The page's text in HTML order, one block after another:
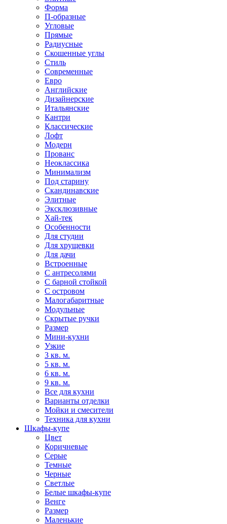
Форма
П-образные
Угловые
Прямые
Радиусные
Скошенные углы
Стиль
Современные
Евро
Английские
Дизайнерские
Итальянские
Кантри
Классические
Лофт
Модерн
Прованс
Неоклассика
Минимализм
Под старину
Скандинавские
Элитные
Эксклюзивные
Хай-тек
Особенности
Для студии
Для хрущевки
Для дачи
Встроенные
С антресолями
С барной стойкой
С островом
Малогабаритные
Модульные
Скрытые ручки
Размер
Мини-кухни
Узкие
3 кв. м.
5 кв. м.
6 кв. м.
9 кв. м.
Все для кухни
Варианты отделки
Мойки и смесители
Техника для кухни
Шкафы-купе
Цвет
Коричневые
Серые
Темные
Черные
Светлые
Белые шкафы-купе
Венге
Размер
Маленькие